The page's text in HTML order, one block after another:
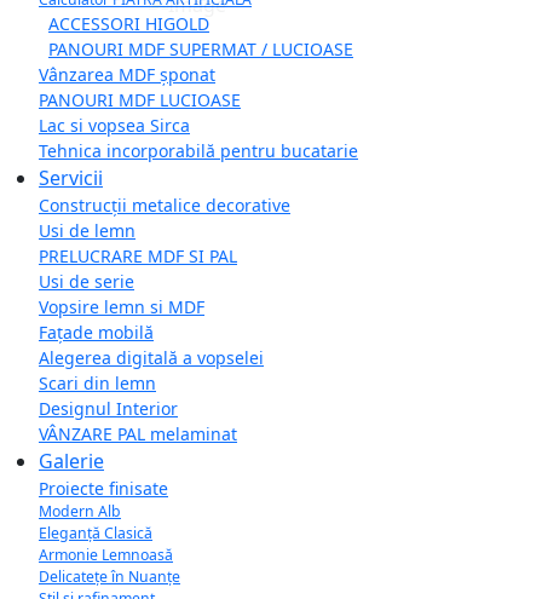
ACCESSORI HIGOLD
PANOURI MDF SUPERMAT / LUCIOASE
Vânzarea MDF șponat
PANOURI MDF LUCIOASE
Lac si vopsea Sirca
Tehnica incorporabilă pentru bucatarie
Servicii
Construcții metalice decorative
Usi de lemn
PRELUCRARE MDF SI PAL
Usi de serie
Vopsire lemn si MDF
Fațade mobilă
Alegerea digitală a vopselei
Scari din lemn
Designul Interior
VÂNZARE PAL melaminat
Galerie
Proiecte finisate
Modern Alb
Eleganță Clasică
Armonie Lemnoasă
Delicatețe în Nuanțe